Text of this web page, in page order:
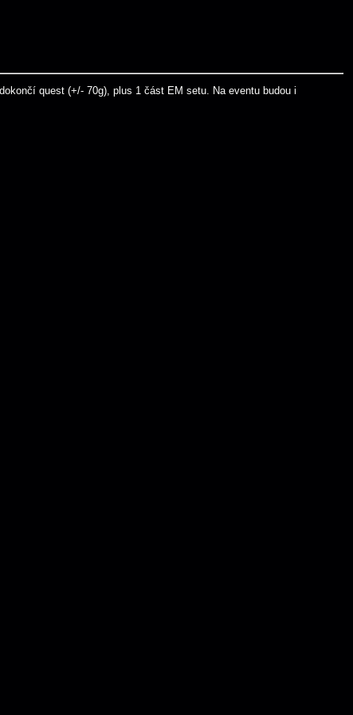
quest (+/- 70g), plus 1 část EM setu. Na eventu budou i